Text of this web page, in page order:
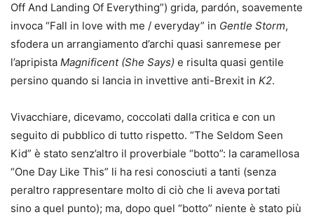
Off And Landing Of Everything”) grida, pardón, soavemente
invoca “Fall in love with me / everyday” in Gentle Storm,
sfodera un arrangiamento d’archi quasi sanremese per
l’apripista Magnificent (She Says) e risulta quasi gentile
persino quando si lancia in invettive anti-Brexit in K2.
Vivacchiare, dicevamo, coccolati dalla critica e con un
seguito di pubblico di tutto rispetto. “The Seldom Seen
Kid” è stato senz’altro il proverbiale “botto”: la caramellosa
“One Day Like This” li ha resi conosciuti a tanti (senza
peraltro rappresentare molto di ciò che li aveva portati
sino a quel punto); ma, dopo quel “botto” niente è stato più